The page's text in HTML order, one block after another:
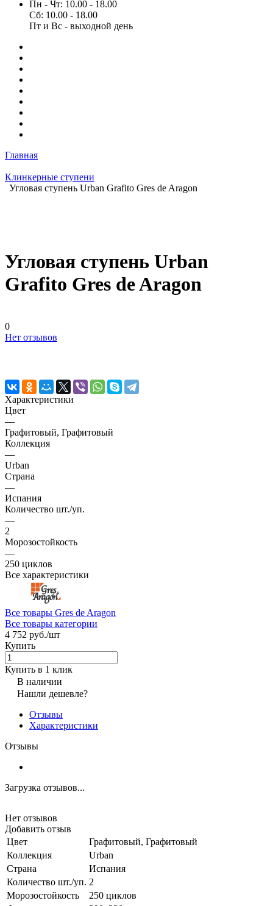
Пн - Чт: 10.00 - 18.00
Сб: 10.00 - 18.00
Пт и Вс - выходной день
Главная
Клинкерные ступени
Угловая ступень Urban Grafito Gres de Aragon
Угловая ступень Urban
Grafito Gres de Aragon
0
Нет отзывов
Характеристики
Цвет
—
Графитовый, Графитовый
Коллекция
—
Urban
Страна
—
Испания
Количество шт./уп.
—
2
Морозостойкость
—
250 циклов
Все характеристики
Все товары Gres de Aragon
Все товары категории
4 752 руб./шт
Купить
Купить в 1 клик
В наличии
Нашли дешевле?
Отзывы
Характеристики
Отзывы
Загрузка отзывов...
Нет отзывов
Добавить отзыв
Цвет
Графитовый, Графитовый
Коллекция
Urban
Страна
Испания
Количество шт./уп. 2
Морозостойкость
250 циклов